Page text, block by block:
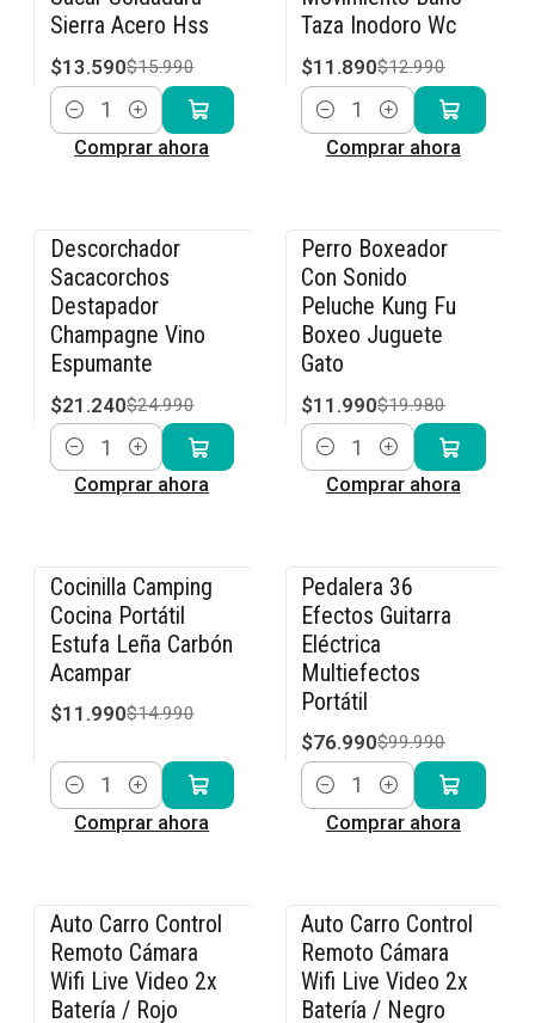
Sierra Acero Hss
$13.590$15.990
Cantidad
Comprar ahora
Taza Inodoro Wc
$11.890$12.990
Cantidad
Comprar ahora
-15% OFF
Descorchador
Sacacorchos
Destapador
Champagne Vino
Espumante
$21.240$24.990
Cantidad
Comprar ahora
-40% OFF
Perro Boxeador
Con Sonido
Peluche Kung Fu
Boxeo Juguete
Gato
$11.990$19.980
Cantidad
Comprar ahora
-20% OFF
Cocinilla Camping
Cocina Portátil
Estufa Leña Carbón
Acampar
$11.990$14.990
Cantidad
Comprar ahora
-23% OFF
Pedalera 36
Efectos Guitarra
Eléctrica
Multiefectos
Portátil
$76.990$99.990
Cantidad
Comprar ahora
-36% OFF
Auto Carro Control
Remoto Cámara
Wifi Live Video 2x
Batería / Rojo
-36% OFF
Auto Carro Control
Remoto Cámara
Wifi Live Video 2x
Batería / Negro